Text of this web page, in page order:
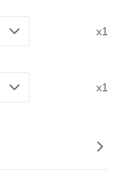
x1
x1